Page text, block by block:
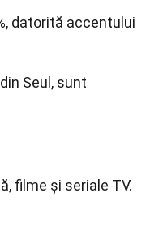
datorită accentului
Seul, sunt
filme și seriale TV.